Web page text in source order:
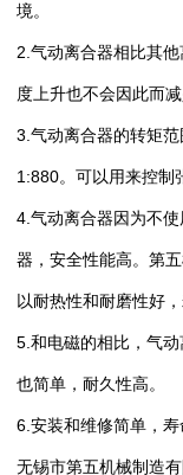
境。
2.气动离合器相比其
度上升也不会因此而
3.气动离合器的转矩
1:880。可以用来控制
4.气动离合器因为不
器，安全性能高。第
以耐热性和耐磨性好，
5.和电磁的相比，气
也简单，耐久性高。
6.安装和维修简单，寿
无锡市第五机械制造